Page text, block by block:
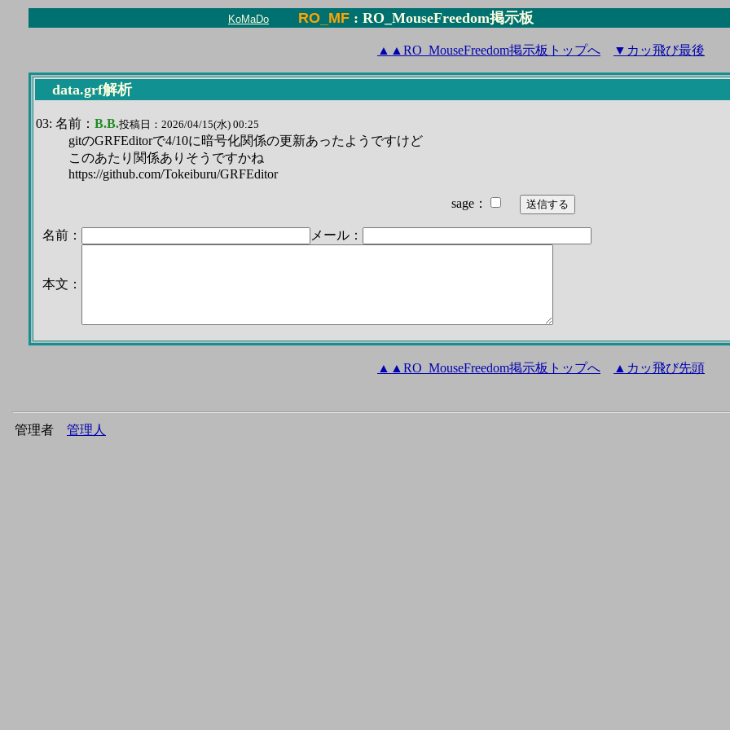
KoMaDo RO_MF : RO_MouseFreedom掲示板
▲ ▲ RO_MouseFreedom掲示板トップへ ▼カッ飛び最後
data.grf解析
03: 名前： B.B.投稿日：2026/04/15(水) 00:25
gitのGRFEditorで4/10に暗号化関係の更新あったようですけど
このあたり関係ありそうですかね
https://github.com/Tokeiburu/GRFEditor
sage：
名前： メール：
本文：
▲ ▲ RO_MouseFreedom掲示板トップへ ▲カッ飛び先頭
管理者 管理人